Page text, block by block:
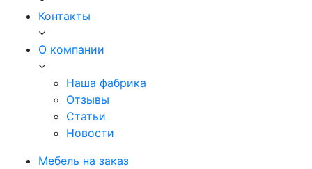
Контакты
О компании
Наша фабрика
Отзывы
Статьи
Новости
Мебель на заказ